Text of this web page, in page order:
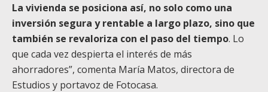
La vivienda se posiciona así, no solo como una
inversión segura y rentable a largo plazo, sino que
también se revaloriza con el paso del tiempo. Lo
que cada vez despierta el interés de más
ahorradores”, comenta María Matos, directora de
Estudios y portavoz de Fotocasa.